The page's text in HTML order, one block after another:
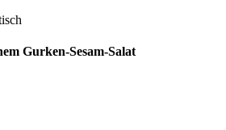
Gurken-Sesam-Salat